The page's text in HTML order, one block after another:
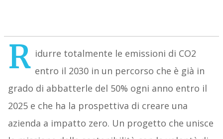
R idurre totalmente le emissioni di CO2
entro il 2030 in un percorso che è già in
grado di abbatterle del 50% ogni anno entro il
2025 e che ha la prospettiva di creare una
azienda a impatto zero. Un progetto che unisce